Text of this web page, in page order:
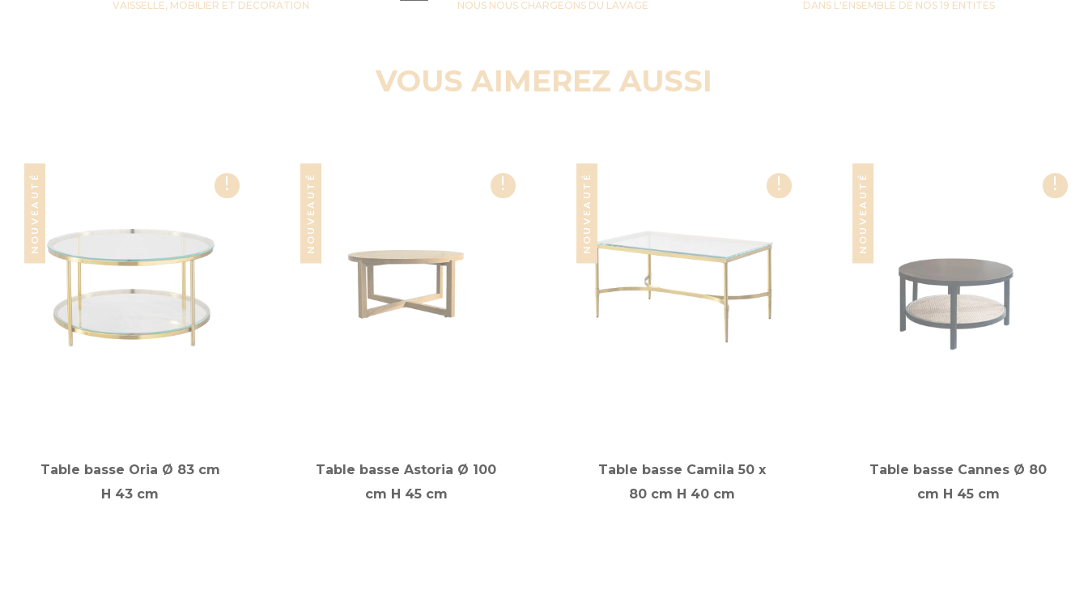
VAISSELLE, MOBILIER ET DECORATION NOUS NOUS CHARGEONS DU LAVAGE DANS L'ENSEMBLE DE NOS 19 ENTITES
VOUS AIMEREZ AUSSI
!
NOUVEAUTÉ
Table basse Oria Ø 83 cm
H 43 cm
!
NOUVEAUTÉ
Table basse Astoria Ø 100
cm H 45 cm
!
NOUVEAUTÉ
Table basse Camila 50 x
80 cm H 40 cm
!
NOUVEAUTÉ
Table basse Cannes Ø 80
cm H 45 cm